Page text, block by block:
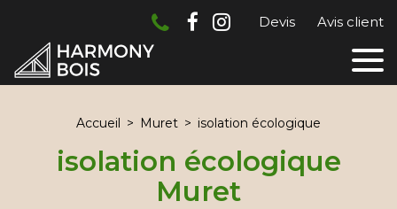
Devis Avis client
Accueil Muret isolation écologique
isolation écologique
Muret